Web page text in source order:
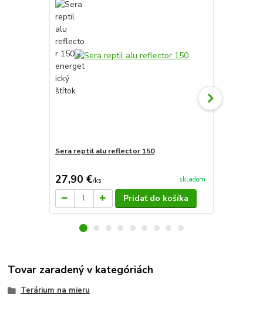
Sera reptil alu reflector 150
27,90 €/ks skladom
Pridať do košíka
Tovar zaradený v kategóriách
Terárium na mieru